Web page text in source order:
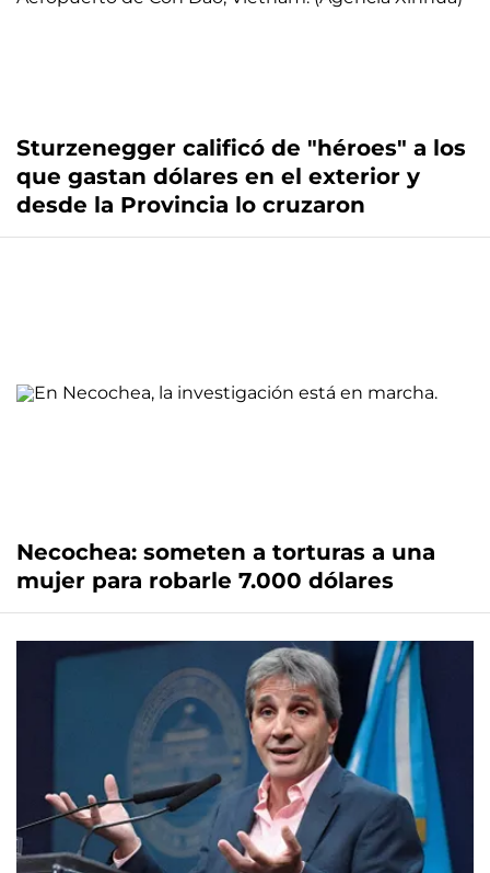
Sturzenegger calificó de "héroes" a los
que gastan dólares en el exterior y
desde la Provincia lo cruzaron
Necochea: someten a torturas a una
mujer para robarle 7.000 dólares